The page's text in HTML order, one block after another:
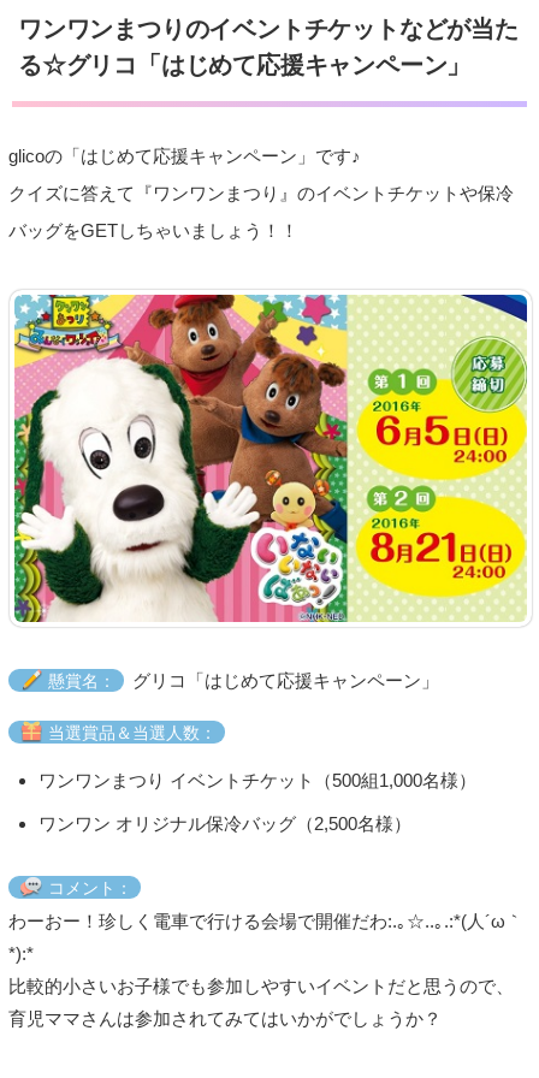
ワンワンまつりのイベントチケットなどが当た
る☆グリコ「はじめて応援キャンペーン」
glicoの「はじめて応援キャンペーン」です♪
クイズに答えて『ワンワンまつり』のイベントチケットや保冷
バッグをGETしちゃいましょう！！
懸賞名： グリコ「はじめて応援キャンペーン」
当選賞品＆当選人数：
ワンワンまつり イベントチケット（500組1,000名様）
ワンワン オリジナル保冷バッグ（2,500名様）
コメント：
わーおー！珍しく電車で行ける会場で開催だわ:.｡☆..｡.:*(人´ω｀
*):*
比較的小さいお子様でも参加しやすいイベントだと思うので、
育児ママさんは参加されてみてはいかがでしょうか？